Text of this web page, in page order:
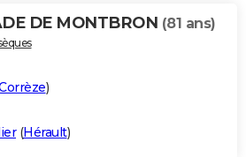
DE MONTBRON (81 ans)
)
(Hérault)